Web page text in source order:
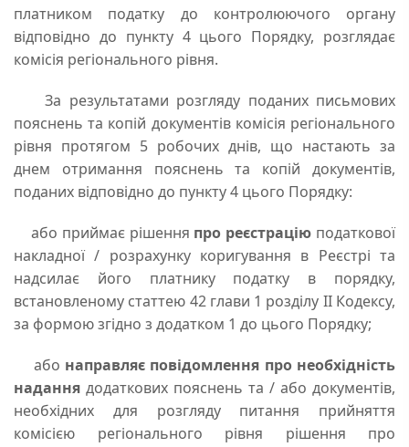
платником податку до контролюючого органу
відповідно до пункту 4 цього Порядку, розглядає
комісія регіонального рівня.
За результатами розгляду поданих письмових
пояснень та копій документів комісія регіонального
рівня протягом 5 робочих днів, що настають за
днем отримання пояснень та копій документів,
поданих відповідно до пункту 4 цього Порядку:
або приймає рішення про реєстрацію податкової
накладної / розрахунку коригування в Реєстрі та
надсилає його платнику податку в порядку,
встановленому статтею 42 глави 1 розділу II Кодексу,
за формою згідно з додатком 1 до цього Порядку;
або направляє повідомлення про необхідність
надання додаткових пояснень та / або документів,
необхідних для розгляду питання прийняття
комісією регіонального рівня рішення про